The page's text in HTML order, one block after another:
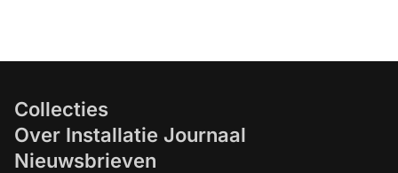
Collecties
Over Installatie Journaal
Nieuwsbrieven